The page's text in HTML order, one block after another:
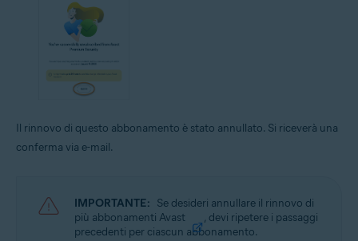
Il rinnovo di questo abbonamento è stato annullato. Si riceverà una
conferma via e-mail.
IMPORTANTE: Se desideri annullare il rinnovo di
più abbonamenti Avast
, devi ripetere i passaggi
precedenti per ciascun abbonamento.